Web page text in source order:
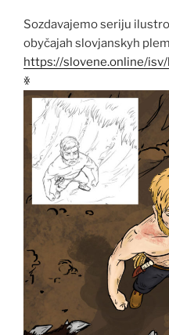
Sozdavajemo seriju
obyčajah slovjanskyh
https://slovene.online/
ꏍ